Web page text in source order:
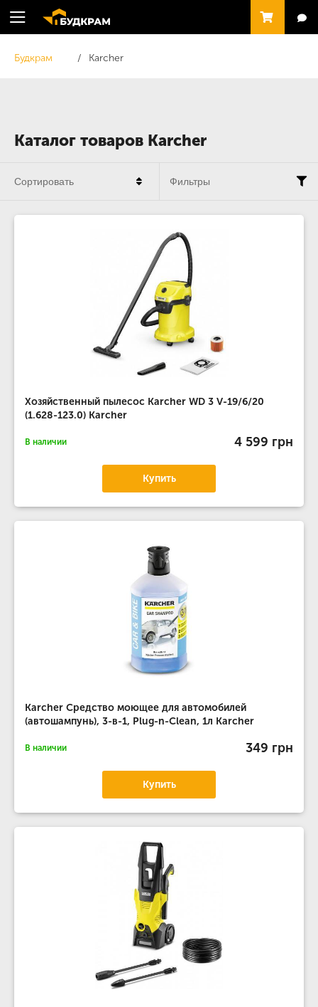
Каталог товаров Karcher
Будкрам Karcher
Хозяйственный пылесос Karcher WD 3 V-19/6/20
(1.628-123.0) Karcher
В наличии 4 599 грн
Купить
Karcher Средство моющее для автомобилей
(автошампунь), 3-в-1, Plug-n-Clean, 1л Karcher
В наличии 349 грн
Купить
Сортировать Фильтры